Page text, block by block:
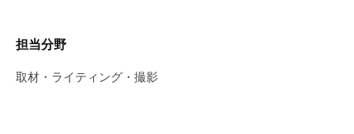
担当分野
取材・ライティング・撮影